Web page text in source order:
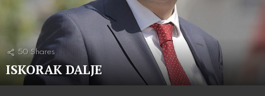
50 Shares
ISKORAK DALJE